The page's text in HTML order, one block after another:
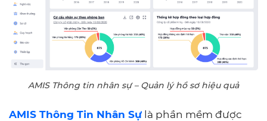
AMIS Thông tin nhân sự – Quản lý hồ sơ hiệu quả
AMIS Thông Tin Nhân Sự là phần mềm được